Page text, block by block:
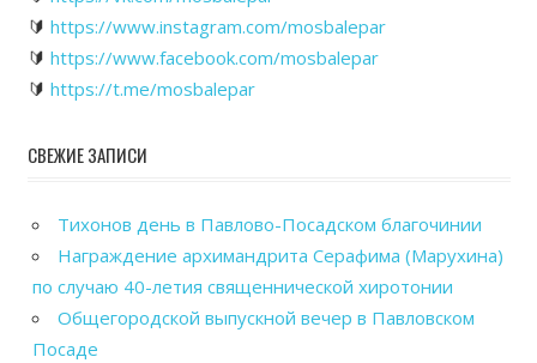
🔰 https://www.instagram.com/mosbalepar
🔰 https://www.facebook.com/mosbalepar
🔰 https://t.me/mosbalepar
СВЕЖИЕ ЗАПИСИ
Тихонов день в Павлово-Посадском благочинии
Награждение архимандрита Серафима (Марухина)
по случаю 40-летия священнической хиротонии
Общегородской выпускной вечер в Павловском
Посаде